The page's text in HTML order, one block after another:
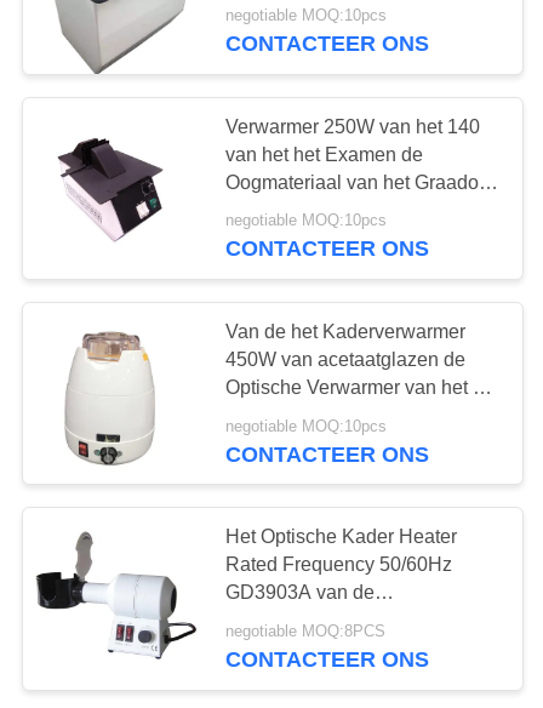
VERZOEK
OM EEN
CITAAT
SITEMAP
PRIVACY
POLICY
optometrie de
Proeflens
Optometrie
Phoropter
15
Autografiekprojector
negotiable MOQ:10pcs
CONTACTEER ONS
Verwarmer 250W van het 140
van het het Examen de
Oogmateriaal van het Graadoog
Glazenkader
negotiable MOQ:10pcs
CONTACTEER ONS
Van de het Kaderverwarmer
450W van acetaatglazen de
Optische Verwarmer van het het
Oogglaskader
negotiable MOQ:10pcs
CONTACTEER ONS
Het Optische Kader Heater
Rated Frequency 50/60Hz
GD3903A van de
metaaldekking 580W
negotiable MOQ:8PCS
CONTACTEER ONS